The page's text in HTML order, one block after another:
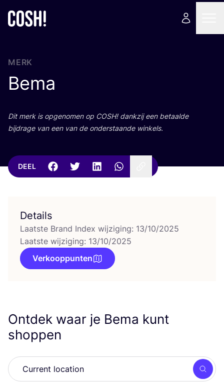
MERK
Bema
Dit merk is opge­no­men op COSH! dank­zij een betaal­de
bij­dra­ge van een van de onder­staan­de winkels.
DEEL
Details
Laatste Brand Index wijziging: 13/10/2025
Laatste wijziging: 13/10/2025
Verkooppunten
Ontdek waar je Bema kunt
shoppen
Zoek